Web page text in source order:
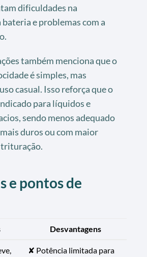
dificuldades na
e problemas com a
também menciona que o
é simples, mas
casual. Isso reforça que o
para líquidos e
sendo menos adequado
duros ou com maior
trituração.
e pontos de
Desvantagens
✘ Potência limitada para